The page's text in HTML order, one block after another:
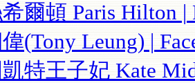
爾頓 Paris Hilton |
(Tony Leung) |
特王子妃 Kate